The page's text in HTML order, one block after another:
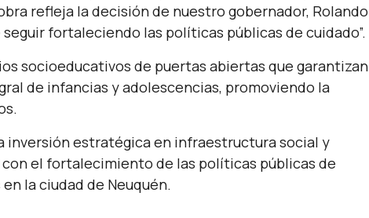
refleja la decisión de nuestro gobernador, Rolando
fortaleciendo las políticas públicas de cuidado”.
socioeducativos de puertas abiertas que garantizan
de infancias y adolescencias, promoviendo la
inversión estratégica en infraestructura social y
el fortalecimiento de las políticas públicas de
la ciudad de Neuquén.